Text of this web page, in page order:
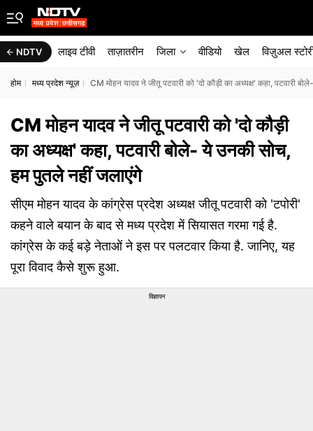
NDTV लाइव टीवी ताज़ातरीन जिला वीडियो खेल विज़ुअल
होम मध्य प्रदेश न्यूज़ CM मोहन यादव ने जीतू पटवारी को 'दो कौड़ी का अध्यक्ष' कहा, पटवारी
CM मोहन यादव ने जीतू पटवारी को 'दो कौड़ी
का अध्यक्ष' कहा, पटवारी बोले- ये उनकी सोच,
हम पुतले नहीं जलाएंगे
सीएम मोहन यादव के कांग्रेस प्रदेश अध्यक्ष जीतू पटवारी को 'टपोरी'
कहने वाले बयान के बाद से मध्य प्रदेश में सियासत गरमा गई है.
कांग्रेस के कई बड़े नेताओं ने इस पर पलटवार किया है. जानिए, यह
पूरा विवाद कैसे शुरू हुआ.
विज्ञापन